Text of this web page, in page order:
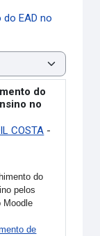
EAD no
do
no
COSTA -
do
pelos
Moodle
de